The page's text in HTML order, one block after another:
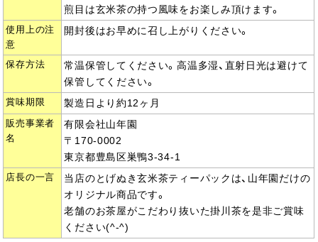
煎目は玄米茶の持つ風味をお楽しみ頂けます。
使用上の注
意
開封後はお早めに召し上がりください。
保存方法
常温保管してください。高温多湿、直射日光は避けて
保管してください。
賞味期限 製造日より約12ヶ月
販売事業者
名
有限会社山年園
〒170-0002
東京都豊島区巣鴨3-34-1
店長の一言
当店のとげぬき玄米茶ティーパックは、山年園だけの
オリジナル商品です。
老舗のお茶屋がこだわり抜いた掛川茶を是非ご賞味
ください(^-^)